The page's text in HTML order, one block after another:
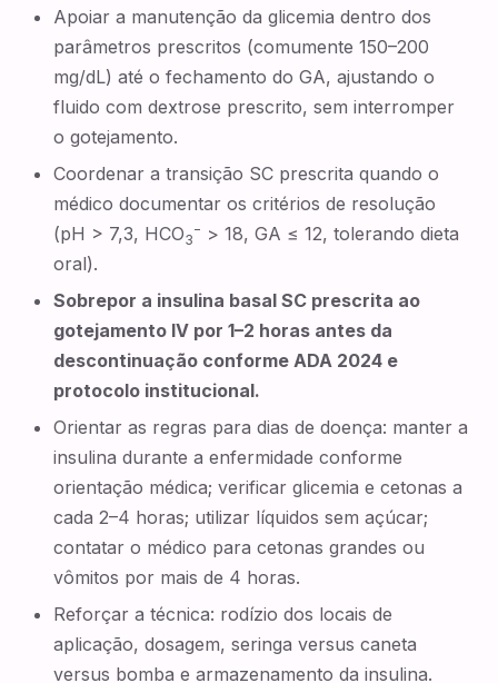
Apoiar a manutenção da glicemia dentro dos
parâmetros prescritos (comumente 150–200
mg/dL) até o fechamento do GA, ajustando o
fluido com dextrose prescrito, sem interromper
o gotejamento.
Coordenar a transição SC prescrita quando o
médico documentar os critérios de resolução
(pH > 7,3, HCO3
− > 18, GA ≤ 12, tolerando dieta
oral).
Sobrepor a insulina basal SC prescrita ao
gotejamento IV por 1–2 horas antes da
descontinuação conforme ADA 2024 e
protocolo institucional.
Orientar as regras para dias de doença: manter a
insulina durante a enfermidade conforme
orientação médica; verificar glicemia e cetonas a
cada 2–4 horas; utilizar líquidos sem açúcar;
contatar o médico para cetonas grandes ou
vômitos por mais de 4 horas.
Reforçar a técnica: rodízio dos locais de
aplicação, dosagem, seringa versus caneta
versus bomba e armazenamento da insulina.